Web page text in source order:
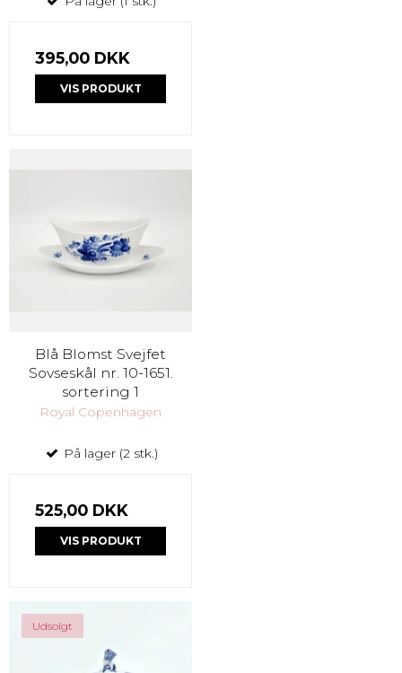
395,00 DKK
VIS PRODUKT
Blå Blomst Svejfet
Sovseskål nr. 10-1651.
sortering 1
Royal Copenhagen
På lager (2 stk.)
525,00 DKK
VIS PRODUKT
Udsolgt